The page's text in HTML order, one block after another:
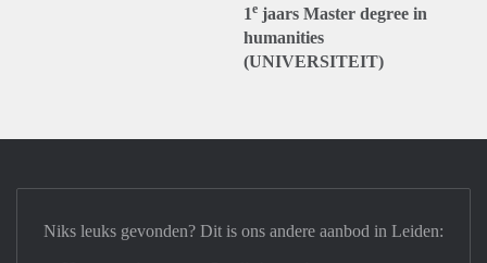
1e jaars Master degree in
humanities
(UNIVERSITEIT)
Niks leuks gevonden? Dit is ons andere aanbod in Leiden: